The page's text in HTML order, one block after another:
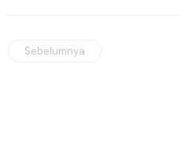
Sebelumnya